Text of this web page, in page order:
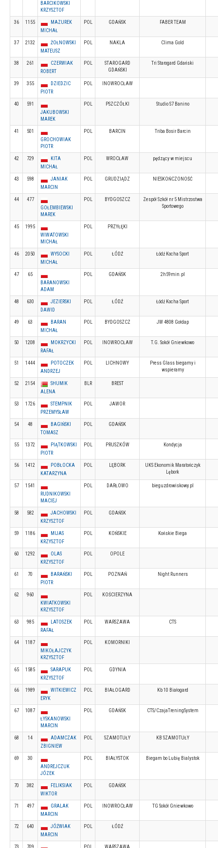
BARCIKOWSKI
KRZYSZTOF
36 1155
MAZUREK
MICHAŁ
POL GDAŃSK FABER TEAM
37 2132
ŻOŁNOWSKI
MATEUSZ
POL NAKLA Clima Gold
38 261
CZERWIAK
ROBERT
POL
STAROGARD
GDAŃSKI
Tri Starogard Gdański
39 355
DZIEDZIC
PIOTR
POL INOWROCŁAW
40
591
JAKUBOWSKI
MAREK
POL PSZCZÓŁKI Studio S7 Banino
41
501
GROCHOWIAK
PIOTR
POL BARCIN Triba Bosir Barcin
42 729
KITA
MICHAŁ
POL WROCŁAW pędzący w miejscu
43 598
JANIAK
MARCIN
POL GRUDZIĄDZ NIESKOŃCZONOŚĆ
44
477
GOŁEMBIEWSKI
MAREK
POL BYDGOSZCZ
Zespół Szkół nr 5 Mistrzostwa
Sportowego
45
1995
WIWATOWSKI
MICHAŁ
POL PRZYŁĘKI
46 2050
WYSOCKI
MICHAŁ
POL ŁÓDŹ Łódź Kocha Sport
47
65
BARANOWSKI
ADAM
POL GDAŃSK 2h59min.pl
48 630
JEZIERSKI
DAWID
POL ŁÓDŹ Łódź Kocha Sport
49 63
BARAN
MICHAŁ
POL BYDGOSZCZ JW 4808 Gołdap
50 1208
MOKRZYCKI
RAFAŁ
POL INOWROCŁAW T.G. Sokół Gniewkowo
51 1444
POTOCZEK
ANDRZEJ
POL LICHNOWY
Press Glass biegamy i
wspieramy
52 2154
SHUMIK
ALENA
BLR BREST
53 1726
STEMPNIK
PRZEMYSŁAW
POL JAWOR
54 48
BAGIŃSKI
TOMASZ
POL GDAŃSK
55 1372
PIĄTKOWSKI
PIOTR
POL PRUSZKÓW Kondycja
56 1412
POBŁOCKA
KATARZYNA
POL LĘBORK
UKS Ekonomik Maratończyk
Lębork
57
1541
RUDNIKOWSKI
MACIEJ
POL DARŁOWO bieguzdrowiskowy.pl
58 582
JACHOWSKI
KRZYSZTOF
POL GDAŃSK
59 1186
MIJAS
KRZYSZTOF
POL KOŃSKIE Końskie Biega
60 1292
OLAS
KRZYSZTOF
POL OPOLE
61 70
BARAŃSKI
PIOTR
POL POZNAŃ Night Runners
62
960
KWIATKOWSKI
KRZYSZTOF
POL KOŚCIERZYNA
63 985
LATOSZEK
RAFAŁ
POL WARSZAWA CTS
64
1187
MIKOŁAJCZYK
KRZYSZTOF
POL KOMORNIKI
65 1585
SARAPUK
KRZYSZTOF
POL GDYNIA
66 1989
WITKIEWICZ
ERYK
POL BIAŁOGARD Kb 10 Białogard
67
1087
ŁYSKANOWSKI
MARCIN
POL GDAŃSK CTS/CzajaTreningSystem
68 14
ADAMCZAK
ZBIGNIEW
POL SZAMOTUŁY KB SZAMOTUŁY
69
30
ANDREJCZUK
JÓZEK
POL BIAŁYSTOK Biegam bo Lubię Bialystok
70 382
FELIKSIAK
WIKTOR
POL GDAŃSK
71 497
GRALAK
MARCIN
POL INOWROCŁAW TG Sokół Gniewkowo
72 640
JÓŹWIAK
MARCIN
POL ŁÓDŹ
73 709 POL WARSZAWA